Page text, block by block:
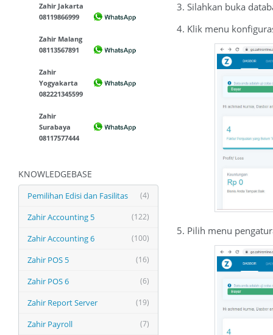
Zahir Jakarta
08119866999
Zahir Malang
08113567891
Zahir
Yogyakarta
082221345599
Zahir
Surabaya
08117577444
KNOWLEDGEBASE
(4)
Pemilihan Edisi dan Fasilitas
(122)
Zahir Accounting 5
(100)
Zahir Accounting 6
(16)
Zahir POS 5
(6)
Zahir POS 6
(19)
Zahir Report Server
(7)
Zahir Payroll
3. Silahkan buka
4. Klik menu
5. Pilih menu